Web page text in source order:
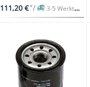
111,20 €*/ 3-5 Werktage